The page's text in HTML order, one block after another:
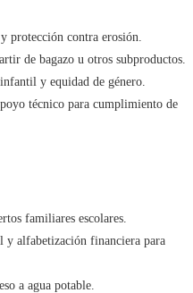
protección contra erosión.
de bagazo u otros subproductos.
y equidad de género.
técnico para cumplimiento de
familiares escolares.
y alfabetización financiera para
a agua potable.